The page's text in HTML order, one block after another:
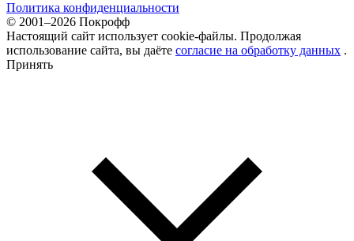
Политика конфиденциальности
© 2001–2026 Покрофф
Настоящий сайт использует cookie-файлы. Продолжая
использование сайта, вы даёте согласие на обработку данных .
Принять